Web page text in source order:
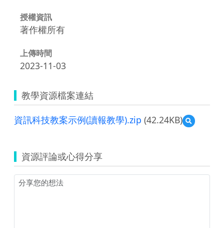
授權資訊
著作權所有
上傳時間
2023-11-03
教學資源檔案連結
資訊科技教案示例(讀報教學).zip (42.24KB)
預
覽
技
教
資源評論或心得分享